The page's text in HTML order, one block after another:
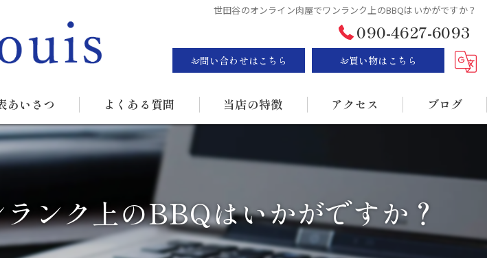
世田谷のオンライン肉屋でワンランク上のBBQはいかがですか？
090-4627-6093
お問い合わせはこちら お買い物はこちら
あいさつ よくある質問 当店の特徴
ステーキ
BBQ
販売
アクセス ブログ
ンク上のBBQはいかがですか？